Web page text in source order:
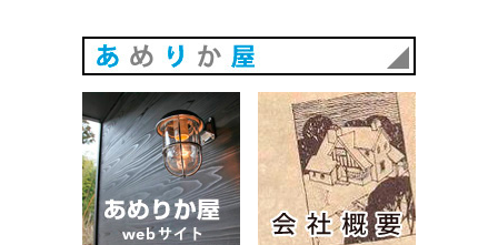
あめりか屋WEBサイト